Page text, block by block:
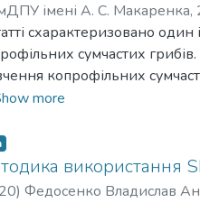
імені А. С. Макаренка,
схарактеризовано
сумчастих грибів.
копрофільних
університету
природничо-
група грибів є дуже
підготовки.
more
використання
) Федосенко Владислав